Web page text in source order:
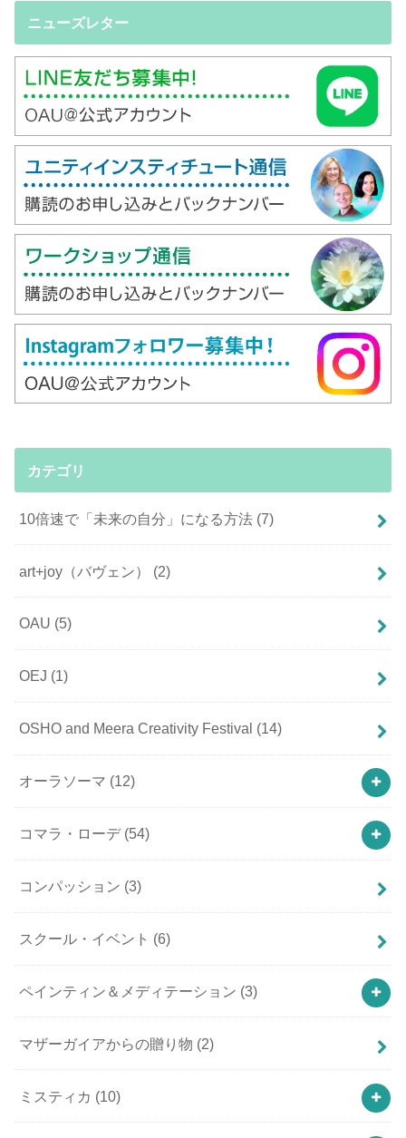
ニューズレター
カテゴリ
10倍速で「未来の自分」になる方法 (7)
art+joy（バヴェン） (2)
OAU (5)
OEJ (1)
OSHO and Meera Creativity Festival (14)
オーラソーマ (12)
コマラ・ローデ (54)
コンパッション (3)
スクール・イベント (6)
ペインティン＆メディテーション (3)
マザーガイアからの贈り物 (2)
ミスティカ (10)